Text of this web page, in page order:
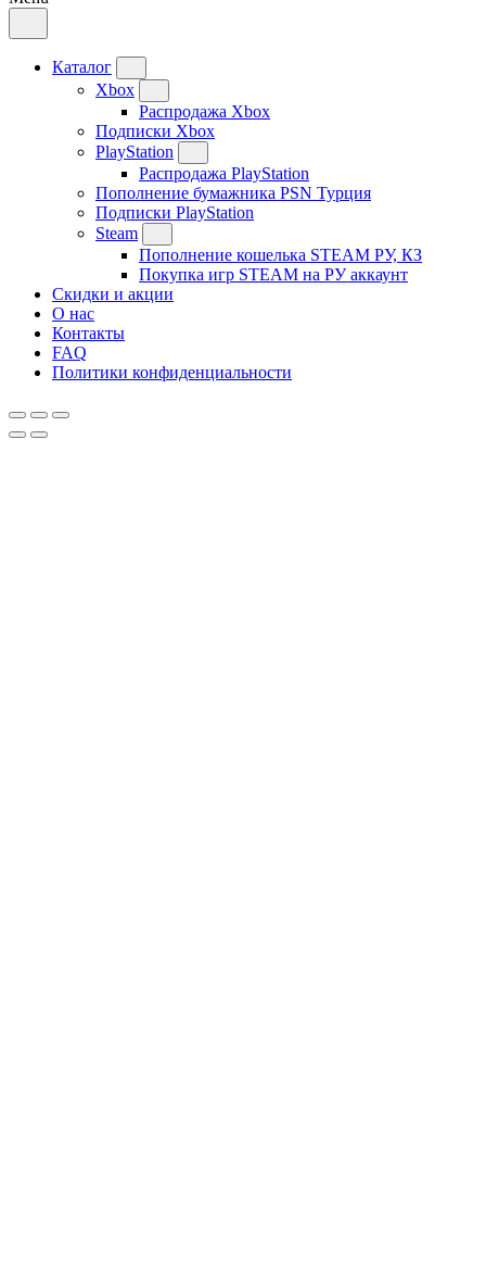
Каталог
Xbox
Распродажа Xbox
Подписки Xbox
PlayStation
Распродажа PlayStation
Пополнение бумажника PSN Турция
Подписки PlayStation
Steam
Пополнение кошелька STEAM РУ, КЗ
Покупка игр STEAM на РУ аккаунт
Скидки и акции
О нас
Контакты
FAQ
Политики конфиденциальности